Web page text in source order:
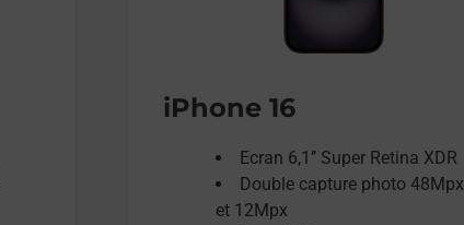
iPhone 16
Ecran 6,1’’ Super Retina XDR
Double capture photo 48Mpx
et 12Mpx